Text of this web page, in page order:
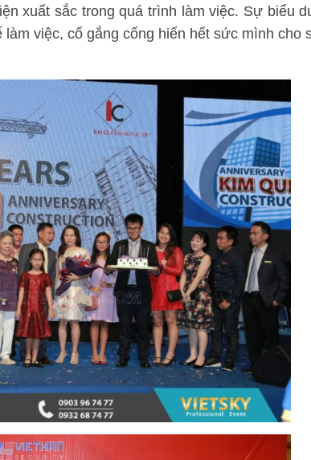
xuất sắc trong quá trình làm việc. Sự biểu
việc, cố gắng cống hiến hết sức mình cho